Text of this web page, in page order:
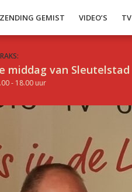
GEMIST VIDEO’S TV
middag van Sleutelstad
- 18.00 uur